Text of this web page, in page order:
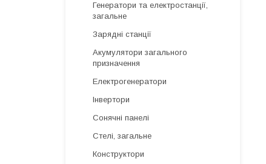
Генератори та електростанції,
загальне
Зарядні станції
Акумулятори загального
призначення
Електрогенератори
Інвертори
Сонячні панелі
Стелі, загальне
Конструктори